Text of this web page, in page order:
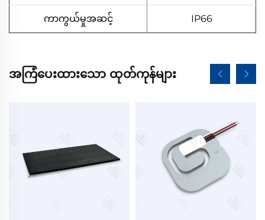
ကာကွယ်မှုအဆင့် IP66
အကြံပေးထားသော ထုတ်ကုန်များ